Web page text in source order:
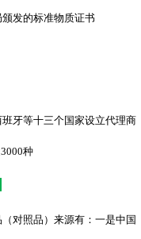
发的标准物质证书
牙等十三个国家设立代理商
种
对照品）来源有：一是中国